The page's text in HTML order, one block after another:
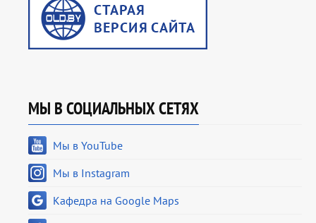
МЫ В СОЦИАЛЬНЫХ СЕТЯХ
Мы в YouTube
Мы в Instagram
Кафедра на Google Maps